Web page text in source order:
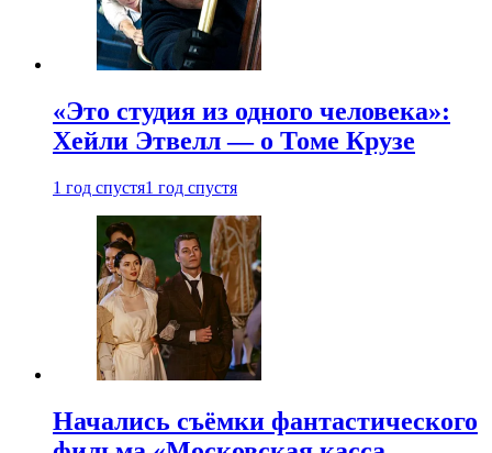
«Это студия из одного человека»:
Хейли Этвелл — о Томе Крузе
1 год спустя1 год спустя
Начались съёмки фантастического